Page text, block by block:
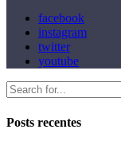
facebook
instagram
twitter
youtube
Posts recentes